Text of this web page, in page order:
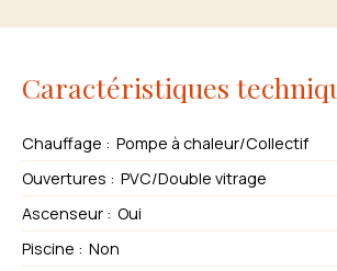
Caractéristiques
Chauffage : Pompe à chaleur/Collectif
Ouvertures : PVC/Double vitrage
Ascenseur : Oui
Piscine : Non